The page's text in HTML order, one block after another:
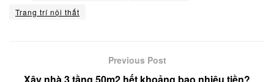
Trang trí nội thất
Previous Post